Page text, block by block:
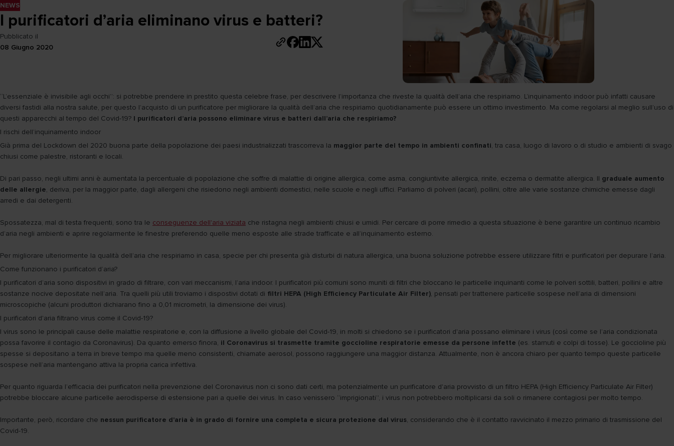
NEWS
I purificatori d’aria eliminano virus e batteri?
Pubblicato il
08 Giugno 2020
“L’essenziale è invisibile agli occhi”: si potrebbe prendere in prestito questa celebre frase, per descrivere l’importanza che riveste la qualità dell’aria che respiriamo. L’inquinamento indoor può infatti causare
diversi fastidi alla nostra salute, per questo l’acquisto di un purificatore per migliorare la qualità dell’aria che respiriamo quotidianamente può essere un ottimo investimento. Ma come regolarsi al meglio sull’uso di
questi apparecchi al tempo del Covid-19? I purificatori d’aria possono eliminare virus e batteri dall’aria che respiriamo?
I rischi dell’inquinamento indoor
Già prima del Lockdown del 2020 buona parte della popolazione dei paesi industrializzati trascorreva la maggior parte del tempo in ambienti confinati, tra casa, luogo di lavoro o di studio e ambienti di svago
chiusi come palestre, ristoranti e locali.
Di pari passo, negli ultimi anni è aumentata la percentuale di popolazione che soffre di malattie di origine allergica, come asma, congiuntivite allergica, rinite, eczema o dermatite allergica. Il graduale aumento
delle allergie, deriva, per la maggior parte, dagli allergeni che risiedono negli ambienti domestici, nelle scuole e negli uffici. Parliamo di polveri (acari), pollini, oltre alle varie sostanze chimiche emesse dagli
arredi e dai detergenti.
Spossatezza, mal di testa frequenti, sono tra le conseguenze dell'aria viziata che ristagna negli ambienti chiusi e umidi. Per cercare di porre rimedio a questa situazione è bene garantire un continuo ricambio
d’aria negli ambienti e aprire regolarmente le finestre preferendo quelle meno esposte alle strade trafficate e all’inquinamento esterno.
Per migliorare ulteriormente la qualità dell’aria che respiriamo in casa, specie per chi presenta già disturbi di natura allergica, una buona soluzione potrebbe essere utilizzare filtri e purificatori per depurare l’aria.
Come funzionano i purificatori d’aria?
I purificatori d’aria sono dispositivi in grado di filtrare, con vari meccanismi, l’aria indoor. I purificatori più comuni sono muniti di filtri che bloccano le particelle inquinanti come le polveri sottili, batteri, pollini e altre
sostanze nocive depositate nell’aria. Tra quelli più utili troviamo i dispostivi dotati di filtri HEPA (High Efficiency Particulate Air Filter), pensati per trattenere particelle sospese nell’aria di dimensioni
microscopiche (alcuni produttori dichiarano fino a 0,01 micrometri, la dimensione dei virus).
I purificatori d'aria filtrano virus come il Covid-19?
I virus sono le principali cause delle malattie respiratorie e, con la diffusione a livello globale del Covid-19, in molti si chiedono se i purificatori d'aria possano eliminare i virus (così come se l’aria condizionata
possa favorire il contagio da Coronavirus). Da quanto emerso finora, il Coronavirus si trasmette tramite goccioline respiratorie emesse da persone infette (es. starnuti e colpi di tosse). Le goccioline più
spesse si depositano a terra in breve tempo ma quelle meno consistenti, chiamate aerosol, possono raggiungere una maggior distanza. Attualmente, non è ancora chiaro per quanto tempo queste particelle
sospese nell’aria mantengano attiva la propria carica infettiva.
Per quanto riguarda l’efficacia dei purificatori nella prevenzione del Coronavirus non ci sono dati certi, ma potenzialmente un purificatore d'aria provvisto di un filtro HEPA (High Efficiency Particulate Air Filter)
potrebbe bloccare alcune particelle aerodisperse di estensione pari a quelle dei virus. In caso venissero “imprigionati”, i virus non potrebbero moltiplicarsi da soli o rimanere contagiosi per molto tempo.
Importante, però, ricordare che nessun purificatore d'aria è in grado di fornire una completa e sicura protezione dal virus, considerando che è il contatto ravvicinato il mezzo primario di trasmissione del
Covid-19.